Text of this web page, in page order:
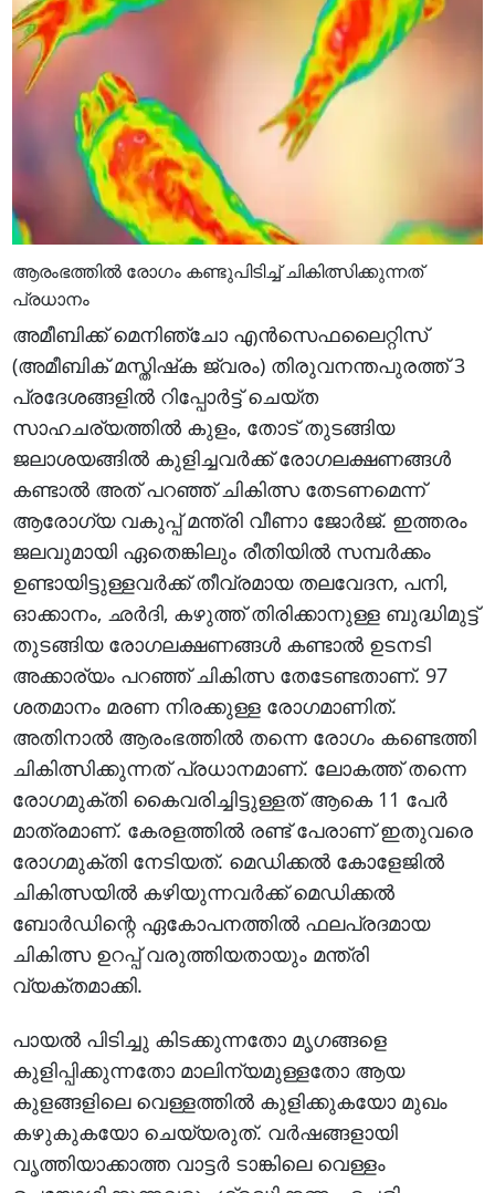
ആരംഭത്തില്‍ രോഗം കണ്ടുപിടിച്ച് ചികിത്സിക്കുന്നത്
പ്രധാനം
അമീബിക്ക് മെനിഞ്ചോ എന്‍സെഫലൈറ്റിസ്
(അമീബിക് മസ്തിഷ്‌ക ജ്വരം) തിരുവനന്തപുരത്ത് 3
പ്രദേശങ്ങളില്‍ റിപ്പോര്‍ട്ട് ചെയ്ത
സാഹചര്യത്തില്‍ കുളം, തോട് തുടങ്ങിയ
ജലാശയങ്ങില്‍ കുളിച്ചവര്‍ക്ക് രോഗലക്ഷണങ്ങള്‍
കണ്ടാല്‍ അത് പറഞ്ഞ് ചികിത്സ തേടണമെന്ന്
ആരോഗ്യ വകുപ്പ് മന്ത്രി വീണാ ജോര്‍ജ്. ഇത്തരം
ജലവുമായി ഏതെങ്കിലും രീതിയില്‍ സമ്പര്‍ക്കം
ഉണ്ടായിട്ടുള്ളവര്‍ക്ക് തീവ്രമായ തലവേദന, പനി,
ഓക്കാനം, ഛര്‍ദി, കഴുത്ത് തിരിക്കാനുള്ള ബുദ്ധിമുട്ട്
തുടങ്ങിയ രോഗലക്ഷണങ്ങള്‍ കണ്ടാല്‍ ഉടനടി
അക്കാര്യം പറഞ്ഞ് ചികിത്സ തേടേണ്ടതാണ്. 97
ശതമാനം മരണ നിരക്കുള്ള രോഗമാണിത്.
അതിനാല്‍ ആരംഭത്തില്‍ തന്നെ രോഗം കണ്ടെത്തി
ചികിത്സിക്കുന്നത് പ്രധാനമാണ്. ലോകത്ത് തന്നെ
രോഗമുക്തി കൈവരിച്ചിട്ടുള്ളത് ആകെ 11 പേര്‍
മാത്രമാണ്. കേരളത്തില്‍ രണ്ട് പേരാണ് ഇതുവരെ
രോഗമുക്തി നേടിയത്. മെഡിക്കല്‍ കോളേജില്‍
ചികിത്സയില്‍ കഴിയുന്നവര്‍ക്ക് മെഡിക്കല്‍
ബോര്‍ഡിന്റെ ഏകോപനത്തില്‍ ഫലപ്രദമായ
ചികിത്സ ഉറപ്പ് വരുത്തിയതായും മന്ത്രി
വ്യക്തമാക്കി.
പായല്‍ പിടിച്ചു കിടക്കുന്നതോ മൃഗങ്ങളെ
കുളിപ്പിക്കുന്നതോ മാലിന്യമുള്ളതോ ആയ
കുളങ്ങളിലെ വെള്ളത്തില്‍ കുളിക്കുകയോ മുഖം
കഴുകുകയോ ചെയ്യരുത്. വര്‍ഷങ്ങളായി
വൃത്തിയാക്കാത്ത വാട്ടര്‍ ടാങ്കിലെ വെള്ളം